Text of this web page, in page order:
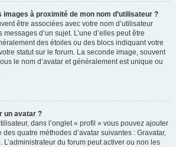
à proximité de mon nom d’utilisateur ?
être associées avec votre nom d’utilisateur
d’un sujet. L’une d’elles peut être
des étoiles ou des blocs indiquant votre
statut sur le forum. La seconde image, souvent
le nom d’avatar et généralement est unique ou
un avatar ?
dans l’onglet « profil » vous pouvez ajouter
des quatre méthodes d’avatar suivantes : Gravatar,
L’administrateur du forum peut activer ou non les